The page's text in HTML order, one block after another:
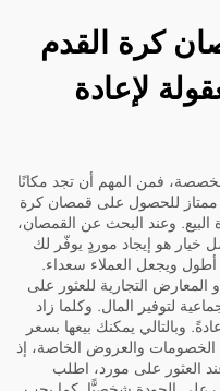
كرة القدم
لإعادة
فمن المهم أن تجد مكانًا
ممتاز للحصول على قمصان كرة
وعند البحث عن القمصان،
خيار هو إيجاد موردٍ يوفّر لك
أطول ويجعل العملاء سعداء.
المعارض التجارية للعثور على
لتوفير المال. وكلما زاد
وبالتالي يمكنك بيعها بسعر
والعروض الخاصة، إذ
العثور على مورد، اطلب